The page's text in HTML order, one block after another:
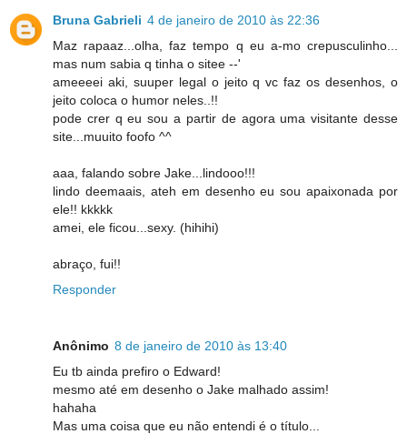
Bruna Gabrieli 4 de janeiro de 2010 às 22:36
Maz rapaaz...olha, faz tempo q eu a-mo crepusculinho...
mas num sabia q tinha o sitee --'
ameeeei aki, suuper legal o jeito q vc faz os desenhos, o
jeito coloca o humor neles..!!
pode crer q eu sou a partir de agora uma visitante desse
site...muuito foofo ^^
aaa, falando sobre Jake...lindooo!!!
lindo deemaais, ateh em desenho eu sou apaixonada por
ele!! kkkkk
amei, ele ficou...sexy. (hihihi)
abraço, fui!!
Responder
Anônimo 8 de janeiro de 2010 às 13:40
Eu tb ainda prefiro o Edward!
mesmo até em desenho o Jake malhado assim!
hahaha
Mas uma coisa que eu não entendi é o título...